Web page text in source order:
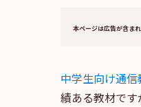
本ページは広告が含ま
中学生向け通信
績ある教材で